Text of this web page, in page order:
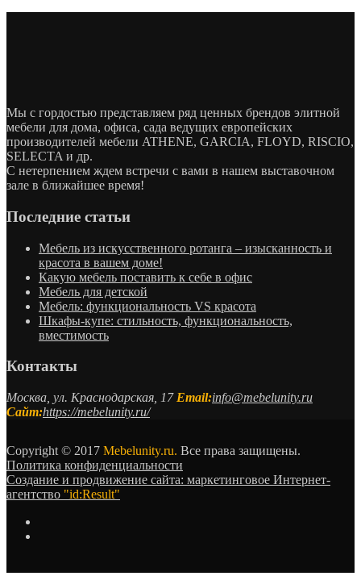
Мы с гордостью представляем ряд ценных брендов элитной
мебели для дома, офиса, сада ведущих европейских
производителей мебели ATHENE, GARCIA, FLOYD, RISCIO,
SELECTA и др.
С нетерпением ждем встречи с вами в нашем выставочном
зале в ближайшее время!
Последние статьи
Мебель из искусственного ротанга – изысканность и
красота в вашем доме!
Какую мебель поставить к себе в офис
Мебель для детской
Мебель: функциональность VS красота
Шкафы-купе: стильность, функциональность,
вместимость
Контакты
Москва, ул. Краснодарская, 17 Email:info@mebelunity.ru
Сайт:https://mebelunity.ru/
Copyright © 2017 Mebelunity.ru. Все права защищены.
Политика конфиденциальности
Создание и продвижение сайта: маркетинговое Интернет-
агентство "id:Result"